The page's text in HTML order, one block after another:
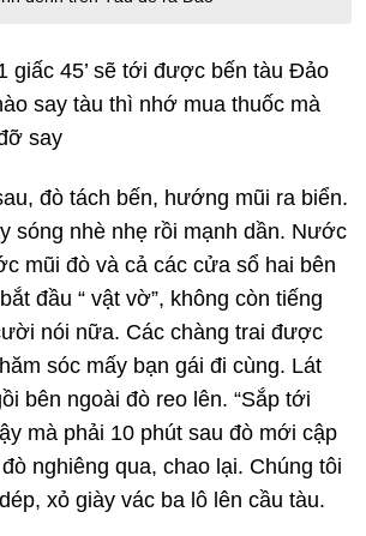
giấc 45’ sẽ tới được bến tàu Đảo
say tàu thì nhớ mua thuốc mà
say
đò tách bến, hướng mũi ra biển.
sóng nhè nhẹ rồi mạnh dần. Nước
mũi đò và cả các cửa sổ hai bên
đầu “ vật vờ”, không còn tiếng
nói nữa. Các chàng trai được
sóc mấy bạn gái đi cùng. Lát
bên ngoài đò reo lên. “Sắp tới
mà phải 10 phút sau đò mới cập
nghiêng qua, chao lại. Chúng tôi
xỏ giày vác ba lô lên cầu tàu.